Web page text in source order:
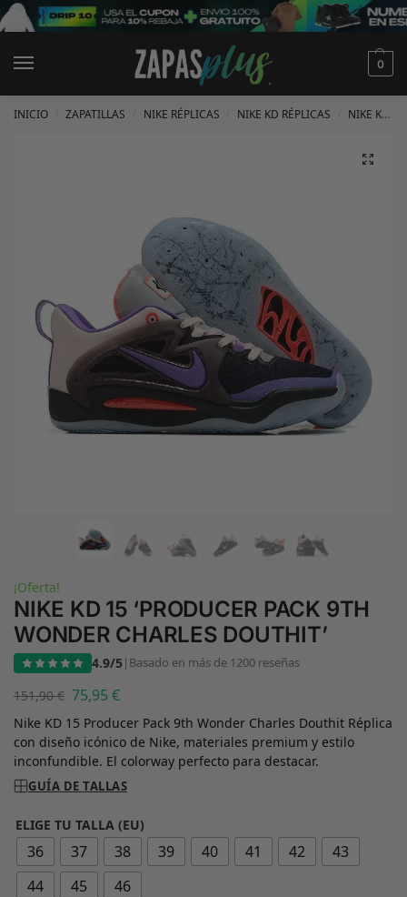
0
INICIO ZAPATILLAS NIKE RÉPLICAS NIKE KD RÉPLICAS NIKE KD 15 RÉPLICAS
¡Oferta!
NIKE KD 15 ‘PRODUCER PACK 9TH
WONDER CHARLES DOUTHIT’
4.9/5| Basado en más de 1200 reseñas
151,90€ 75,95 €
Nike KD 15 Producer Pack 9th Wonder Charles Douthit Réplica
con diseño icónico de Nike, materiales premium y estilo
inconfundible. El colorway perfecto para destacar.
GUÍA DE TALLAS
ELIGE TU TALLA (EU)
36 37 38 39 40 41 42
43
44
45 46